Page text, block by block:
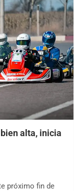
bien alta, inicia
próximo fin de